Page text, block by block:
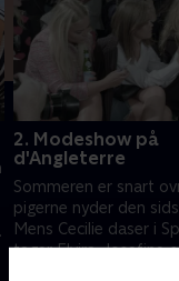
2. Modeshow på
d'Angleterre
Sommeren er snart
pigerne nyder den
Mens Cecilie daser i
tager Elvira, Josefine